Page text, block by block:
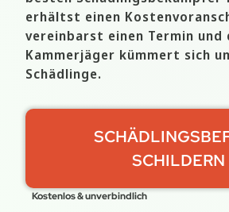
erhältst einen
vereinbarst einen Termin und
Kammerjäger kümmert sich
Schädlinge.
SCHILDERN
Kostenlos & unverbindlich